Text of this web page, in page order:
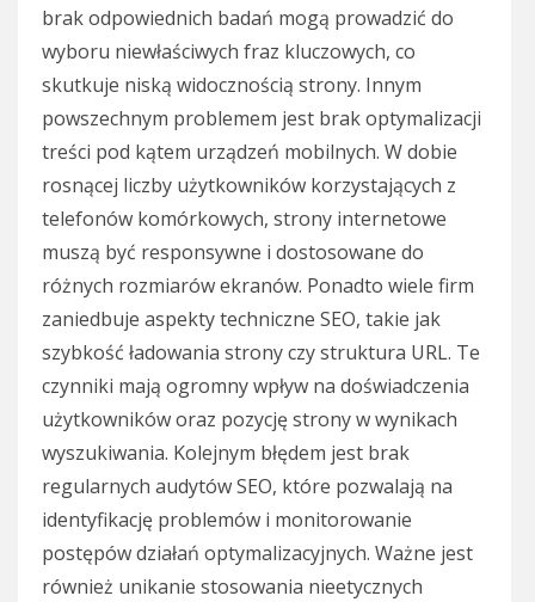
brak odpowiednich badań mogą prowadzić do
wyboru niewłaściwych fraz kluczowych, co
skutkuje niską widocznością strony. Innym
powszechnym problemem jest brak optymalizacji
treści pod kątem urządzeń mobilnych. W dobie
rosnącej liczby użytkowników korzystających z
telefonów komórkowych, strony internetowe
muszą być responsywne i dostosowane do
różnych rozmiarów ekranów. Ponadto wiele firm
zaniedbuje aspekty techniczne SEO, takie jak
szybkość ładowania strony czy struktura URL. Te
czynniki mają ogromny wpływ na doświadczenia
użytkowników oraz pozycję strony w wynikach
wyszukiwania. Kolejnym błędem jest brak
regularnych audytów SEO, które pozwalają na
identyfikację problemów i monitorowanie
postępów działań optymalizacyjnych. Ważne jest
również unikanie stosowania nieetycznych